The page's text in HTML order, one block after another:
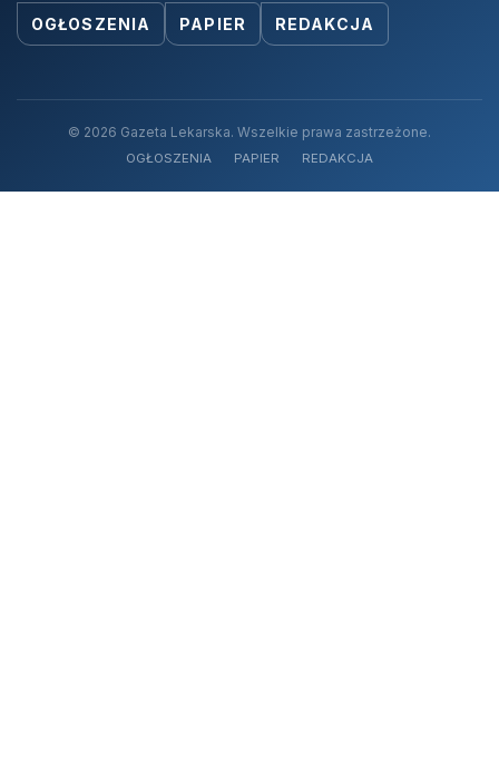
OGŁOSZENIA PAPIER REDAKCJA
© 2026 Gazeta Lekarska. Wszelkie prawa zastrzeżone.
OGŁOSZENIA PAPIER REDAKCJA